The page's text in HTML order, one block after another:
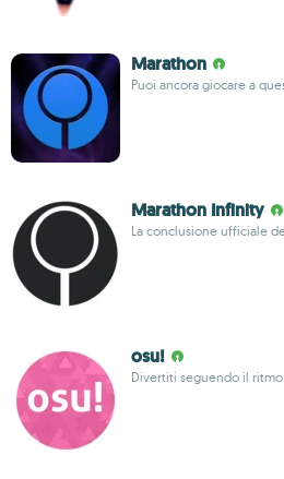
Marathon
Puoi ancora giocare a
Marathon Infinity
La conclusione ufficiale
osu!
Divertiti seguendo il